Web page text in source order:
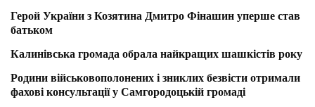
Герой України з Козятина Дмитро Фінашин уперше став
батьком
Калинівська громада обрала найкращих шашкістів року
Родини військовополонених і зниклих безвісти отримали
фахові консультації у Самгородоцькій громаді